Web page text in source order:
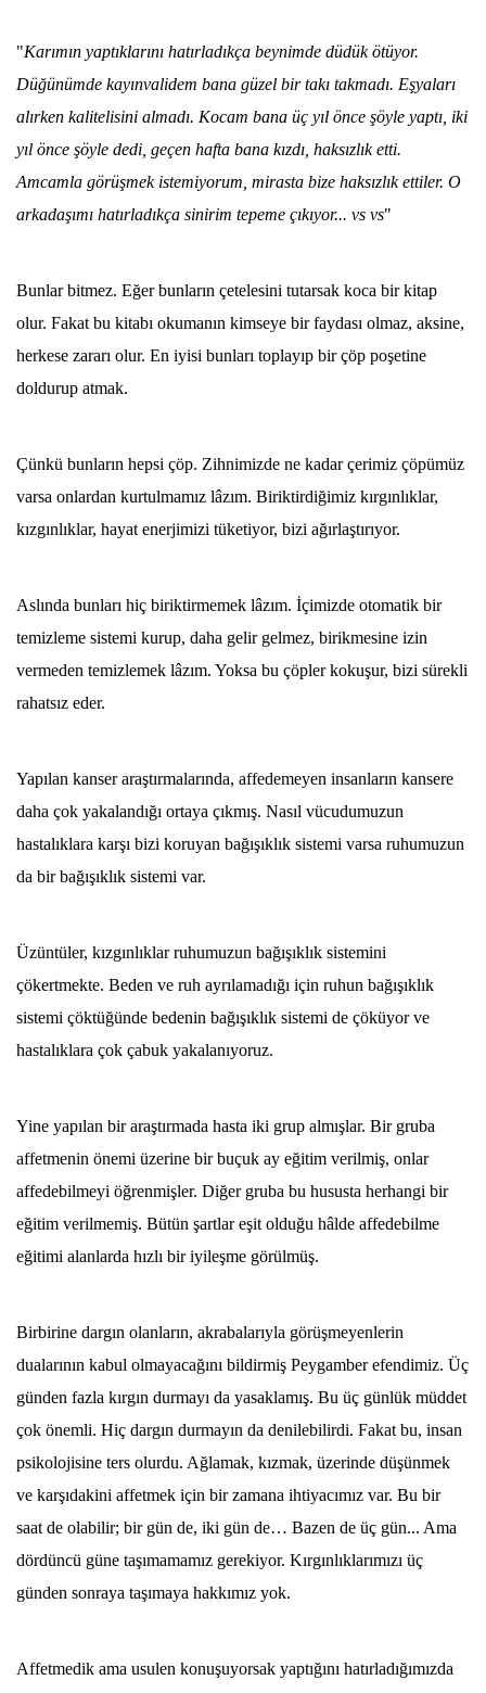
"Karımın yaptıklarını hatırladıkça beynimde düdük ötüyor.
Düğünümde kayınvalidem bana güzel bir takı takmadı. Eşyaları
alırken kalitelisini almadı. Kocam bana üç yıl önce şöyle yaptı, iki
yıl önce şöyle dedi, geçen hafta bana kızdı, haksızlık etti.
Amcamla görüşmek istemiyorum, mirasta bize haksızlık ettiler. O
arkadaşımı hatırladıkça sinirim tepeme çıkıyor... vs vs"
Bunlar bitmez. Eğer bunların çetelesini tutarsak koca bir kitap
olur. Fakat bu kitabı okumanın kimseye bir faydası olmaz, aksine,
herkese zararı olur. En iyisi bunları toplayıp bir çöp poşetine
doldurup atmak.
Çünkü bunların hepsi çöp. Zihnimizde ne kadar çerimiz çöpümüz
varsa onlardan kurtulmamız lâzım. Biriktirdiğimiz kırgınlıklar,
kızgınlıklar, hayat enerjimizi tüketiyor, bizi ağırlaştırıyor.
Aslında bunları hiç biriktirmemek lâzım. İçimizde otomatik bir
temizleme sistemi kurup, daha gelir gelmez, birikmesine izin
vermeden temizlemek lâzım. Yoksa bu çöpler kokuşur, bizi sürekli
rahatsız eder.
Yapılan kanser araştırmalarında, affedemeyen insanların kansere
daha çok yakalandığı ortaya çıkmış. Nasıl vücudumuzun
hastalıklara karşı bizi koruyan bağışıklık sistemi varsa ruhumuzun
da bir bağışıklık sistemi var.
Üzüntüler, kızgınlıklar ruhumuzun bağışıklık sistemini
çökertmekte. Beden ve ruh ayrılamadığı için ruhun bağışıklık
sistemi çöktüğünde bedenin bağışıklık sistemi de çöküyor ve
hastalıklara çok çabuk yakalanıyoruz.
Yine yapılan bir araştırmada hasta iki grup almışlar. Bir gruba
affetmenin önemi üzerine bir buçuk ay eğitim verilmiş, onlar
affedebilmeyi öğrenmişler. Diğer gruba bu hususta herhangi bir
eğitim verilmemiş. Bütün şartlar eşit olduğu hâlde affedebilme
eğitimi alanlarda hızlı bir iyileşme görülmüş.
Birbirine dargın olanların, akrabalarıyla görüşmeyenlerin
dualarının kabul olmayacağını bildirmiş Peygamber efendimiz. Üç
günden fazla kırgın durmayı da yasaklamış. Bu üç günlük müddet
çok önemli. Hiç dargın durmayın da denilebilirdi. Fakat bu, insan
psikolojisine ters olurdu. Ağlamak, kızmak, üzerinde düşünmek
ve karşıdakini affetmek için bir zamana ihtiyacımız var. Bu bir
saat de olabilir; bir gün de, iki gün de… Bazen de üç gün... Ama
dördüncü güne taşımamamız gerekiyor. Kırgınlıklarımızı üç
günden sonraya taşımaya hakkımız yok.
Affetmedik ama usulen konuşuyorsak yaptığını hatırladığımızda